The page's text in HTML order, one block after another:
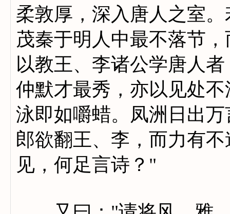
柔敦厚，深入唐人之室
茂秦于明人中最不落节
以教王、李诸公学唐人
仲默才最秀，亦以见处
泳即如嚼蜡。凤洲日出
郎欲翻王、李，而力有
见，何足言诗？"